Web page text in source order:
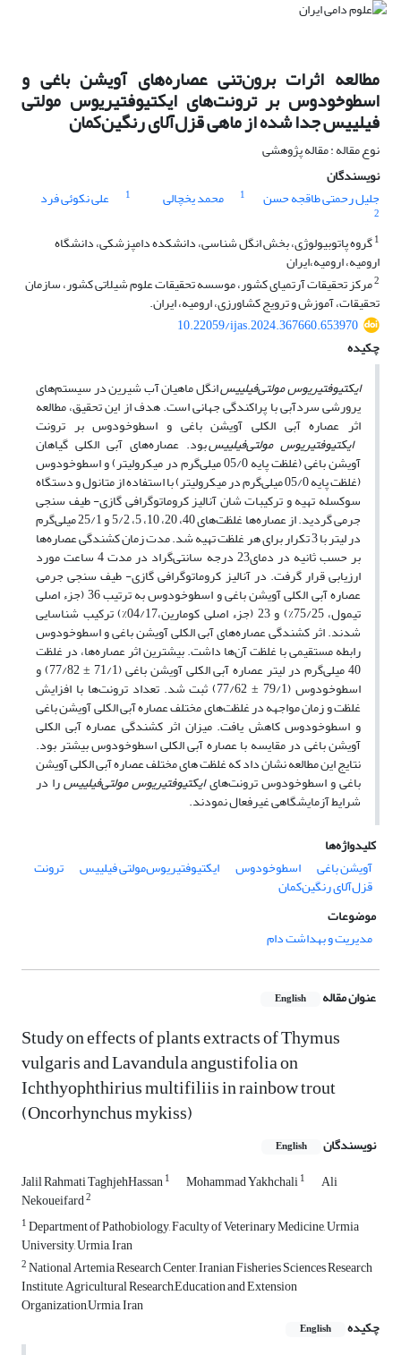
مطالعه اثرات برون‌تنی عصاره‌های آویشن باغی و
اسطوخودوس بر ترونت‌های ایکتیوفتیریوس مولتی
فیلییس جدا شده از ماهی قزل‌آلای رنگین‌کمان
نوع مقاله : مقاله پژوهشی
نویسندگان
جلیل رحمتی طاقجه حسن
1 محمد یخچالی 1 علی نکوئی فرد
2
1گروه پاتوبیولوژی، بخش انگل شناسی، دانشکده دامپزشکی، دانشگاه
ارومیه، ارومیه،ایران
2مرکز تحقیقات آرتمیای کشور، موسسه تحقیقات علوم شیلاتی کشور، سازمان
تحقیقات، آموزش و ترویج کشاورزی، ارومیه، ایران.
10.22059/ijas.2024.367660.653970
چکیده
ایکتیوفتیریوس‌ مولتی‌فیلییسانگل ماهیان آب شیرین در سیستم‌های
یرورشی سردآبی با پراکندگی جهانی است. هدف از این تحقیق، مطالعه
اثر عصاره آبی الکلی آویشن باغی و اسطوخودوس بر ترونت
ایکتیوفتیریوس‌ مولتی‌فیلییسبود. عصاره‌های آبی الکلی گیاهان
آویشن باغی (غلظت پایه 05/0 میلی‌گرم در میکرولیتر) و اسطوخودوس
(غلظت پایه 05/0 میلی‌گرم در میکرولیتر) با استفاده از متانول و دستگاه
سوکسله تهیه و ترکیبات شان آنالیز کروماتوگرافی گازی-‌ طیف سنجی
جرمی گردید. از عصاره‌ها غلظت‌های 40، 20، 10، 5، 5/2 و 25/1 میلی‌گرم
در لیتر با 3 تکرار برای هر غلظت تهیه شد. مدت زمان کشندگی عصاره‌ها
بر حسب ثانیه در دمای23 درجه سانتی‌گراد در مدت 4 ساعت مورد
ارزیابی قرار گرفت. در آنالیز کروماتوگرافی گازی-‌ طیف سنجی جرمی,
عصاره آبی الکلی آویشن باغی و اسطوخودوس به ترتیب 36 (جزء اصلی
تیمول، 75/25%) و 23 (جزء اصلی کومارین،04/17%) ترکیب شناسایی
شدند. اثر کشندگی عصاره‌های آبی الکلی آویشن باغی و اسطوخودوس
رابطه مستقیمی با غلظت‌ آن‌ها داشت. بیشترین اثر عصاره‌ها، در غلظت
40 میلی‌گرم در لیتر عصاره آبی الکلی آویشن باغی (71/1 ± 77/82) و
اسطوخودوس (79/1 ± 77/62) ثبت شد. تعداد ترونت‌ها با افزایش
غلظت و زمان مواجهه در غلظت‌های مختلف عصاره آبی الکلی آویشن باغی
و اسطوخودوس ‌کاهش یافت. میزان اثر کشندگی عصاره آبی الکلی
آویشن باغی در مقایسه با عصاره آبی الکلی اسطوخودوس بیشتر بود.
نتایج این مطالعه نشان داد که غلظت های مختلف عصاره آبی الکلی آویشن
باغی و اسطوخودوس ترونت‌هایایکتیوفتیریوس‌ مولتی‌فیلییسرا در
شرایط آزمایشگاهی غیرفعال نمودند.
کلیدواژه‌ها
آویشن باغی
اسطوخودوس ایکتیوفتیریوس‌مولتی ‌فیلییس ترونت
قزل‌آلای رنگین‌کمان
موضوعات
مدیریت و بهداشت دام
عنوان مقاله English
Study on effects of plants extracts of Thymus
vulgaris and Lavandula angustifolia on
Ichthyophthirius multifiliis in rainbow trout
(Oncorhynchus mykiss)
نویسندگان English
Jalil Rahmati TaghjehHassan1 Mohammad Yakhchali1 Ali
Nekoueifard2
1Department of Pathobiology, Faculty of Veterinary Medicine, Urmia
University, Urmia, Iran
2National Artemia Research Center, Iranian Fisheries Sciences Research
Institute, Agricultural Research,Education and Extension
Organization,Urmia, Iran
چکیده
English